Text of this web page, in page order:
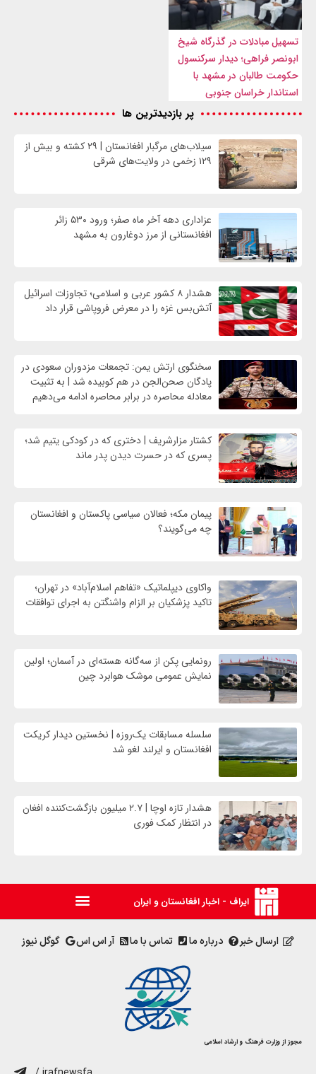
تسهیل مبادلات در گذرگاه شیخ
ابونصر فراهی؛ دیدار سرکنسول
حکومت طالبان در مشهد با
استاندار خراسان جنوبی
پر بازدیدترین ها
سیلاب‌های مرگبار افغانستان | ۲۹ کشته و بیش از
۱۲۹ زخمی در ولایت‌های شرقی
عزاداری دهه آخر ماه صفر؛ ورود ۵۳۰ زائر
افغانستانی از مرز دوغارون به مشهد
هشدار ۸ کشور عربی و اسلامی؛ تجاوزات اسرائیل
آتش‌بس غزه را در معرض فروپاشی قرار داد
سخنگوی ارتش یمن: تجمعات مزدوران سعودی در
پادگان صحن‌الجن در هم کوبیده شد | به تثبیت
معادله محاصره در برابر محاصره ادامه می‌دهیم
کشتار مزارشریف | دختری که در کودکی یتیم شد؛
پسری که در حسرت دیدن پدر ماند
پیمان مکه؛ فعالان سیاسی پاکستان و افغانستان
چه می‌گویند؟
واکاوی دیپلماتیک «تفاهم اسلام‌آباد» در تهران؛
تاکید پزشکیان بر الزام واشنگتن به اجرای توافقات
رونمایی پکن از سه‌گانه هسته‌ای در آسمان؛ اولین
نمایش عمومی موشک هوابرد چین
سلسله مسابقات یک‌روزه | نخستین دیدار کریکت
افغانستان و ایرلند لغو شد
هشدار تازه اوچا | ۲.۷ میلیون بازگشت‌کننده افغان
در انتظار کمک فوری
ایراف - اخبار افغانستان و ایران
ارسال خبر درباره ما تماس با ما آر اس اس گوگل نیوز
مجوز از وزارت فرهنگ و ارشاد اسلامی